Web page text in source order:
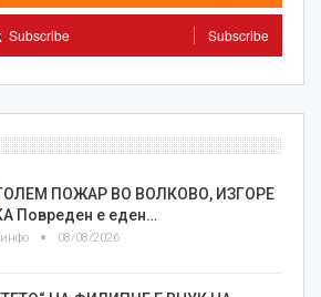
Subscribe Subscribe
ПОЖАР ВО ВОЛКОВО, ИЗГОРЕ
Повреден е еден…
08/08/2026